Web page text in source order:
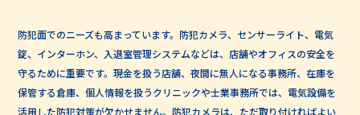
防犯面でのニーズも高まっています。防犯カメラ、センサーライト、電気
錠、インターホン、入退室管理システムなどは、店舗やオフィスの安全を
守るために重要です。現金を扱う店舗、夜間に無人になる事務所、在庫を
保管する倉庫、個人情報を扱うクリニックや士業事務所では、電気設備を
活用した防犯対策が欠かせません。防犯カメラは、ただ取り付ければよい